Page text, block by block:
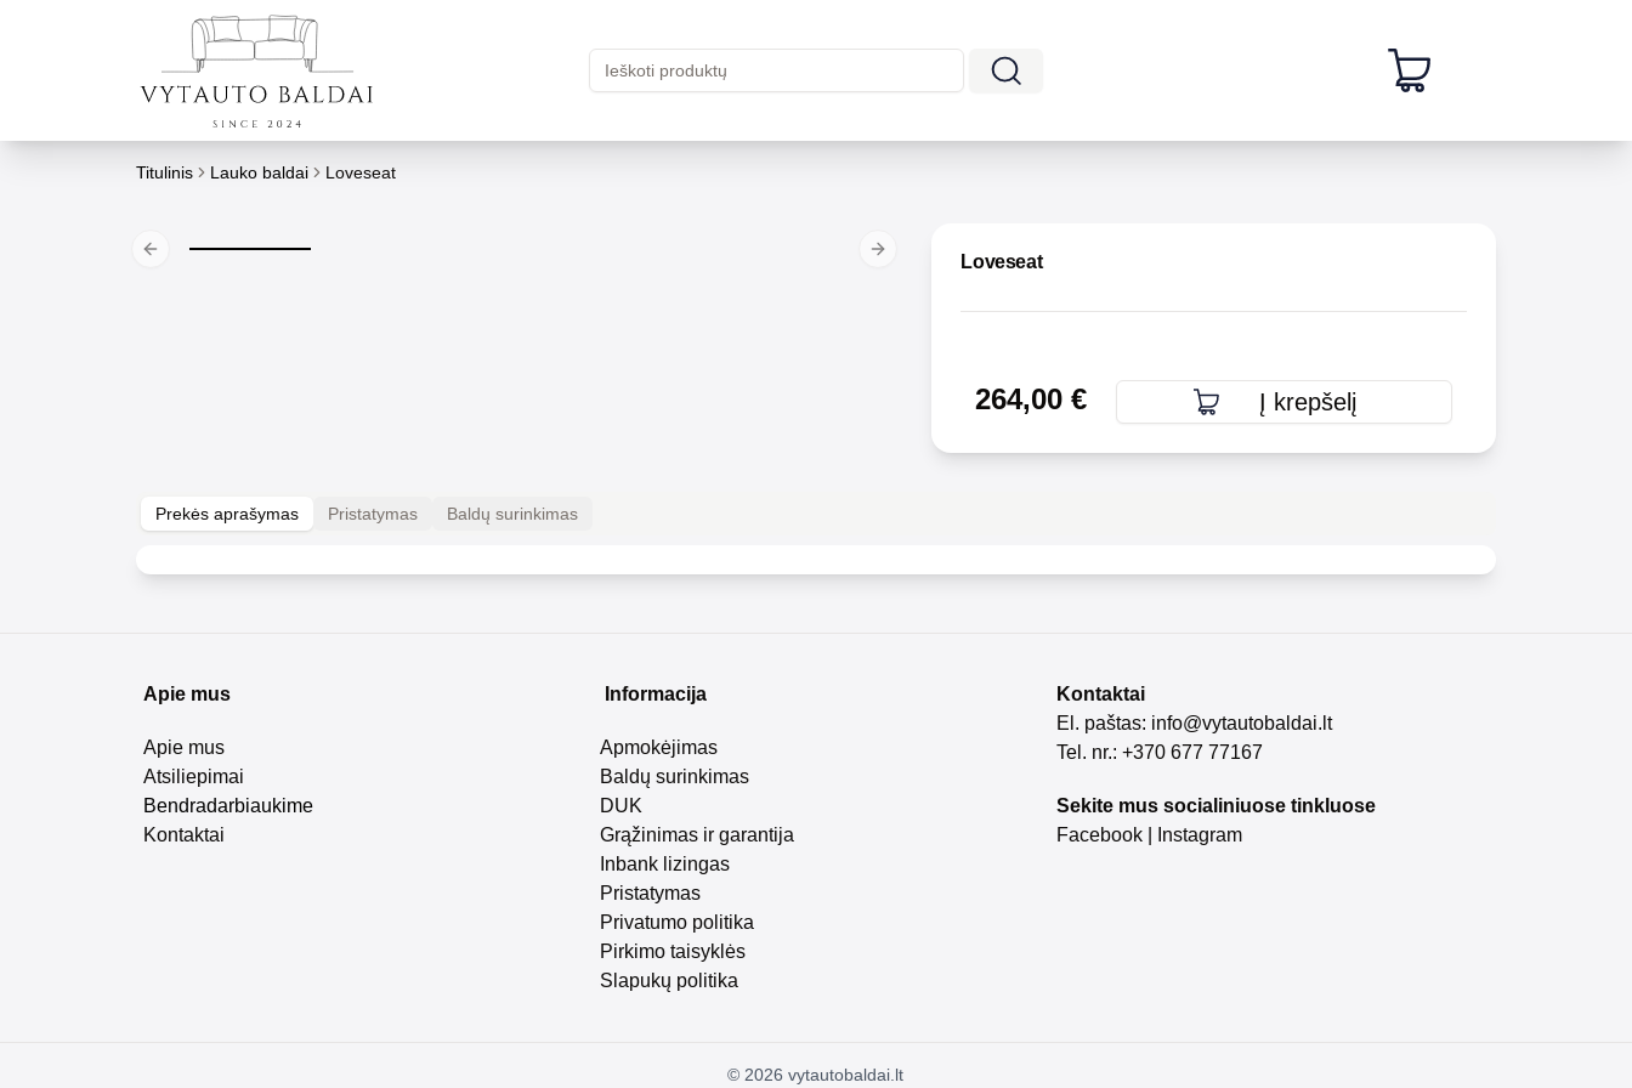
Titulinis Lauko baldai Loveseat
Previous slide Next slide Loveseat
264,00 € Į krepšelį
Prekės aprašymas Pristatymas Baldų surinkimas
Apie mus
Apie mus
Atsiliepimai
Bendradarbiaukime
Kontaktai
Informacija
Apmokėjimas
Baldų surinkimas
DUK
Grąžinimas ir garantija
Inbank lizingas
Pristatymas
Privatumo politika
Pirkimo taisyklės
Slapukų politika
Kontaktai
El. paštas: info@vytautobaldai.lt
Tel. nr.: +370 677 77167
Sekite mus socialiniuose tinkluose
Facebook
Instagram
© 2026 vytautobaldai.lt